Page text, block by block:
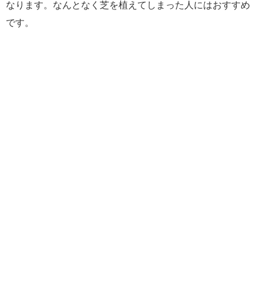
なります。なんとなく芝を植えてしまった人にはおすすめ
です。